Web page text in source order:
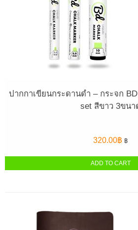
ปากกาเขียนกระดานดำ – กระจก
set สีขาว 3ขนา
320.00฿ ฿
ADD TO CART